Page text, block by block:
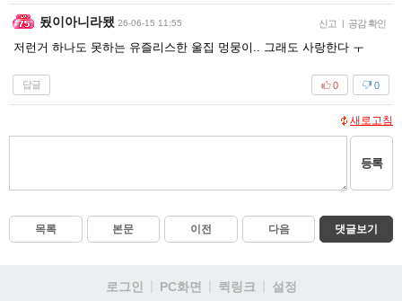
됬이아니라됐 26-06-15 11:55 신고 | 공감 확인
저런거 하나도 못하는 유즐리스한 울집 멍뭉이.. 그래도 사랑한다 ㅜ
답글 0
0
새로고침
등록
목록 본문 이전 다음 댓글보기
로그인 PC화면 퀵링크 설정